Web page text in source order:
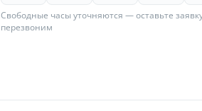
Свободные часы уточняются — оставьте
перезвоним